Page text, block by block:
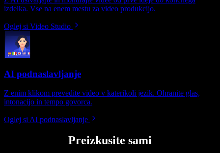
izdelka. Vse na enem mestu za video produkcijo.
Oglej si Video Studio
AI podnaslavljanje
Z enim klikom prevedite video v katerikoli jezik. Ohranite glas,
intonacijo in tempo govorca.
Oglej si AI podnaslavljanje
Preizkusite sami